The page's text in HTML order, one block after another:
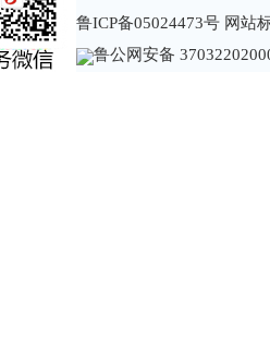
鲁ICP备05024473号 网站
鲁公网安备